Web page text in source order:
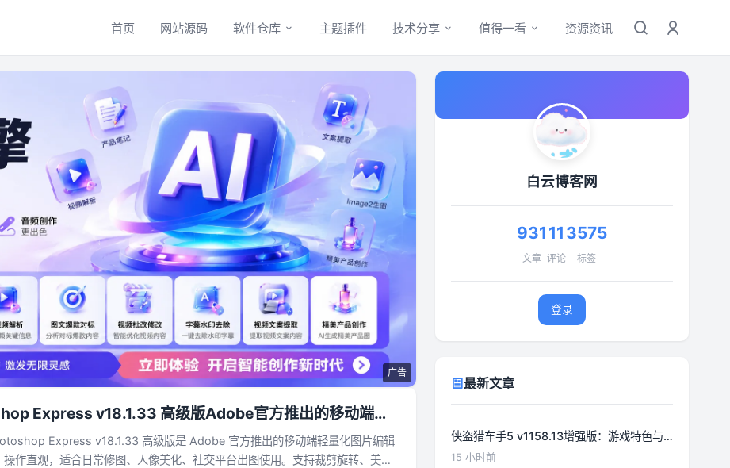
首页 网站源码 软件仓库 主题插件 技术分享 值得一看 资源资讯
广告
Express v18.1.33 高级版Adobe官方推出的移动端轻
工具
Express v18.1.33 高级版是 Adobe 官方推出的移动端轻量化图片编辑
操作直观，适合日常修图、人像美化、社交平台出图使用。支持裁剪旋转、美颜
白云博客网
931
文章
11
评论
3575
标签
登录
最新文章
侠盗猎车手5 v1158.13增强版：游戏特色与
功能详解
15 小时前